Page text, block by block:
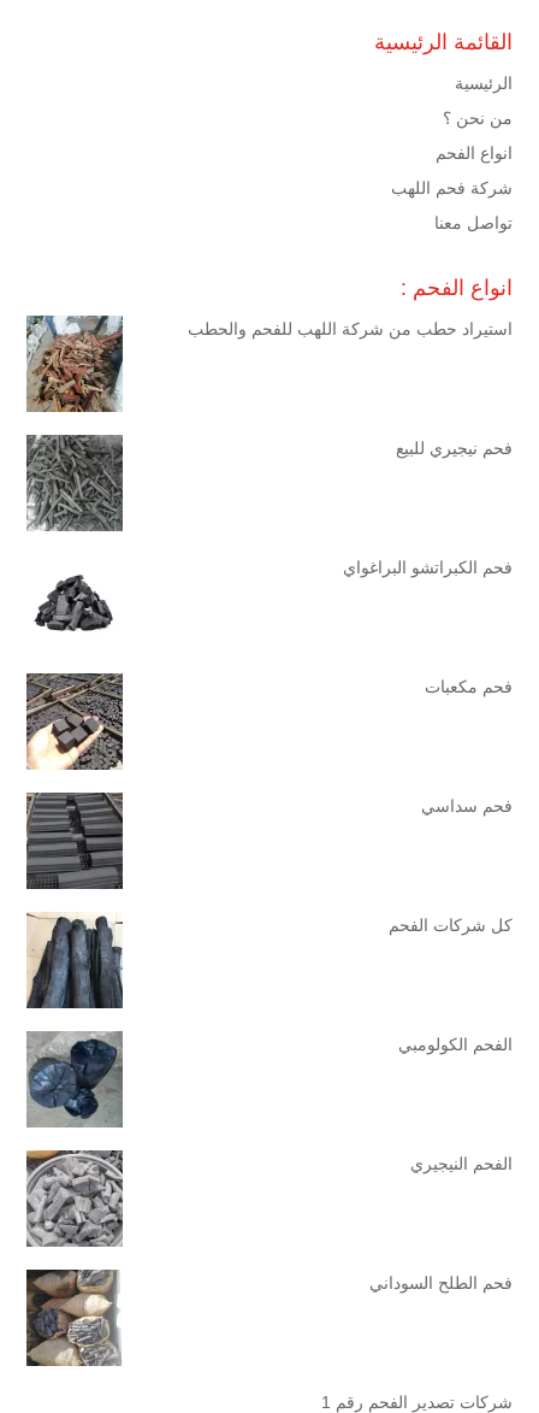
القائمة الرئيسية
الرئيسية
من نحن ؟
انواع الفحم
شركة فحم اللهب
تواصل معنا
انواع الفحم :
استيراد حطب من شركة اللهب للفحم والحطب
فحم نيجيري للبيع
فحم الكبراتشو البراغواي
فحم مكعبات
فحم سداسي
كل شركات الفحم
الفحم الكولومبي
الفحم النيجيري
فحم الطلح السوداني
شركات تصدير الفحم رقم 1